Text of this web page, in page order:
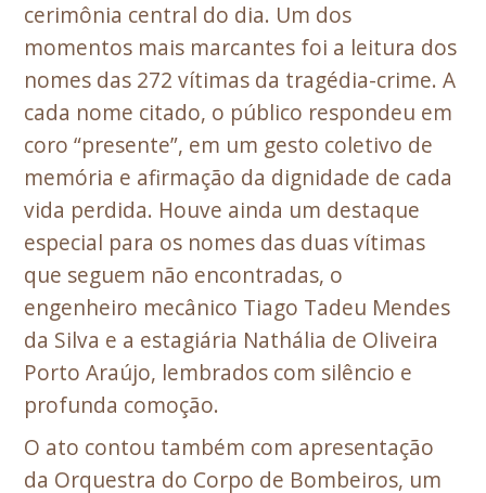
cerimônia central do dia. Um dos
momentos mais marcantes foi a leitura dos
nomes das 272 vítimas da tragédia-crime. A
cada nome citado, o público respondeu em
coro “presente”, em um gesto coletivo de
memória e afirmação da dignidade de cada
vida perdida. Houve ainda um destaque
especial para os nomes das duas vítimas
que seguem não encontradas, o
engenheiro mecânico Tiago Tadeu Mendes
da Silva e a estagiária Nathália de Oliveira
Porto Araújo, lembrados com silêncio e
profunda comoção.
O ato contou também com apresentação
da Orquestra do Corpo de Bombeiros, um